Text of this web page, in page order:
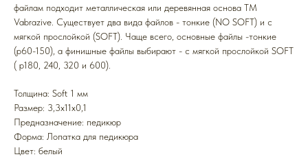
файлам подходит металлическая или деревянная основа ТМ
Vabrazive. Существует два вида файлов - тонкие (NO SOFT) и с
мягкой прослойкой (SOFT). Чаще всего, основные файлы -тонкие
(р60-150), а финишные файлы выбирают - с мягкой прослойкой SOFT
( р180, 240, 320 и 600).
Толщина: Soft 1 мм
Размер: 3,3x11x0,1
Предназначение: педикюр
Форма: Лопатка для педикюра
Цвет: белый